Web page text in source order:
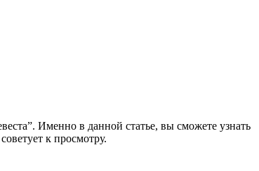
Именно в данной статье, вы сможете узнать
к просмотру.